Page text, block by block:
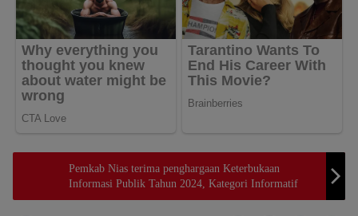
Pemkab Nias terima penghargaan Keterbukaan
Informasi Publik Tahun 2024, Kategori Informatif